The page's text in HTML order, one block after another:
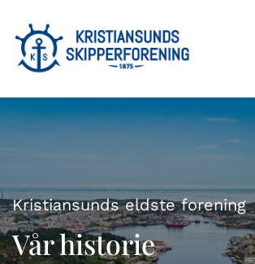
Kristiansunds eldste forening
Vår historie